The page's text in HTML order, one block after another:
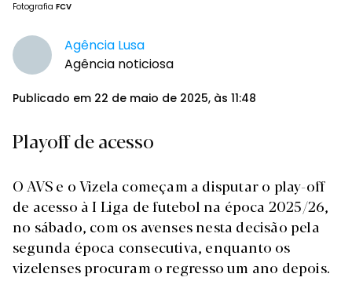
Fotografia FCV
Agência Lusa
Agência noticiosa
Publicado em 22 de maio de 2025, às 11:48
Playoff de acesso
O AVS e o Vizela começam a disputar o play-off
de acesso à I Liga de futebol na época 2025/26,
no sábado, com os avenses nesta decisão pela
segunda época consecutiva, enquanto os
vizelenses procuram o regresso um ano depois.